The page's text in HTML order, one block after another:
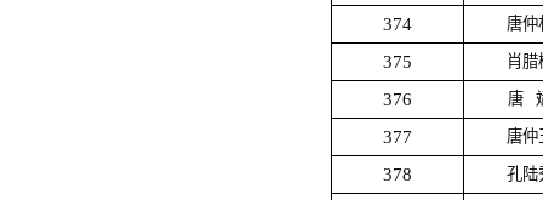
374 唐仲
375 肖腊
376 唐
377 唐仲
378 孔陆